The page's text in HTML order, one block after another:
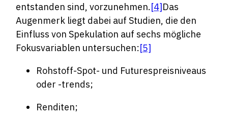
entstanden sind, vorzunehmen.[4]Das
Augenmerk liegt dabei auf Studien, die den
Einfluss von Spekulation auf sechs mögliche
Fokusvariablen untersuchen:[5]
Rohstoff-Spot- und Futurespreisniveaus
oder -trends;
Renditen;